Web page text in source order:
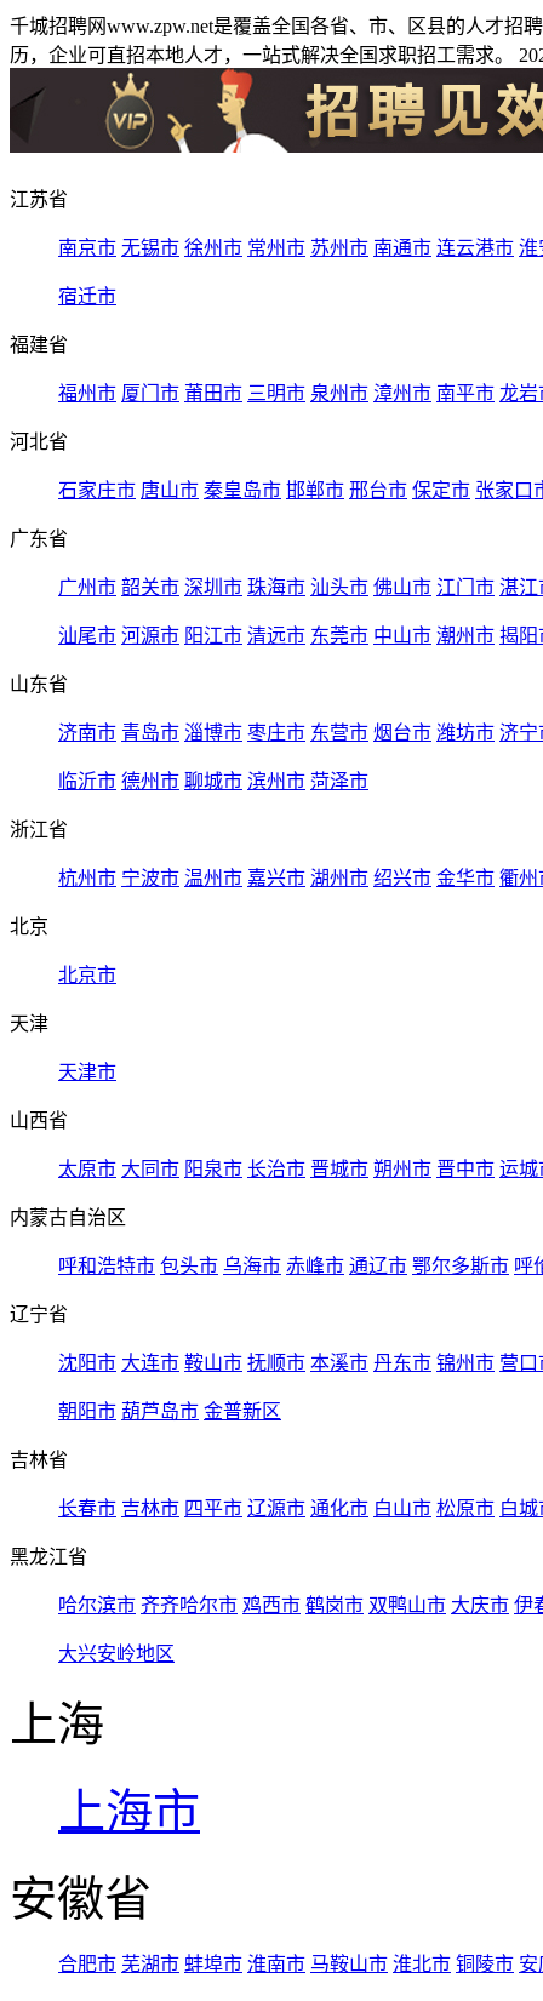
千城招聘网www.zpw.net是覆盖全国各省、市、区县的人才
历，企业可直招本地人才，一站式解决全国求职招工需求。
江苏省
南京市 无锡市 徐州市 常州市 苏州市 南通市 连云港市 淮
宿迁市
福建省
福州市 厦门市 莆田市 三明市 泉州市 漳州市 南平市 龙岩
河北省
石家庄市 唐山市 秦皇岛市 邯郸市 邢台市 保定市 张家口
广东省
广州市 韶关市 深圳市 珠海市 汕头市 佛山市 江门市 湛江
汕尾市 河源市 阳江市 清远市 东莞市 中山市 潮州市 揭阳
山东省
济南市 青岛市 淄博市 枣庄市 东营市 烟台市 潍坊市 济宁
临沂市 德州市 聊城市 滨州市 菏泽市
浙江省
杭州市 宁波市 温州市 嘉兴市 湖州市 绍兴市 金华市 衢州
北京
北京市
天津
天津市
山西省
太原市 大同市 阳泉市 长治市 晋城市 朔州市 晋中市 运城
内蒙古自治区
呼和浩特市 包头市 乌海市 赤峰市 通辽市 鄂尔多斯市 呼
辽宁省
沈阳市 大连市 鞍山市 抚顺市 本溪市 丹东市 锦州市 营口
朝阳市 葫芦岛市 金普新区
吉林省
长春市 吉林市 四平市 辽源市 通化市 白山市 松原市 白城
黑龙江省
哈尔滨市 齐齐哈尔市 鸡西市 鹤岗市 双鸭山市 大庆市 伊
大兴安岭地区
上海
上海市
安徽省
合肥市 芜湖市 蚌埠市 淮南市 马鞍山市 淮北市 铜陵市 安